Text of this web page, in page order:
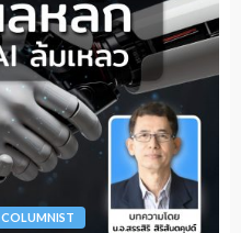
COLUMNIST